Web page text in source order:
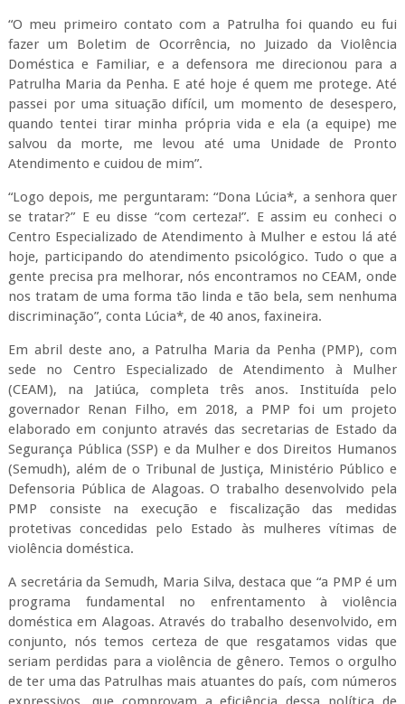
gente precisa pra melhorar, nós encontramos no CEAM, onde
nos tratam de uma forma tão linda e tão bela, sem nenhuma
discriminação”, conta Lúcia*, de 40 anos, faxineira.
Em abril deste ano, a Patrulha Maria da Penha (PMP), com
sede no Centro Especializado de Atendimento à Mulher
(CEAM), na Jatiúca, completa três anos. Instituída pelo
governador Renan Filho, em 2018, a PMP foi um projeto
Segurança Pública (SSP) e da Mulher e dos Direitos Humanos
(Semudh), além de o Tribunal de Justiça, Ministério Público e
Defensoria Pública de Alagoas. O trabalho desenvolvido pela
PMP consiste na execução e fiscalização das medidas
protetivas concedidas pelo Estado às mulheres vítimas de
violência doméstica.
A secretária da Semudh, Maria Silva, destaca que “a PMP é um
programa fundamental no enfrentamento à violência
doméstica em Alagoas. Através do trabalho desenvolvido, em
conjunto, nós temos certeza de que resgatamos vidas que
seriam perdidas para a violência de gênero. Temos o orgulho
de ter uma das Patrulhas mais atuantes do país, com números
expressivos, que comprovam a eficiência dessa política de
governo”, diz.
Dados importantes
“A Patrulha Maria da Penha foi uma forma que encontrei pra
me proteger, me dar segurança. Toda a equipe nos dá
atenção, nos visita e nos mantém vivas, que é o mais
importante”, continua Lúcia em seu depoimento. A faxineira é
uma das 949 mulheres assistidas pelo programa desde a sua
criação, que somam mais de 10 mil visitas de fiscalização do
cumprimento de medidas protetivas e 77 prisões de
agressores, além de 168 palestras e capacitações sobre
violência doméstica.